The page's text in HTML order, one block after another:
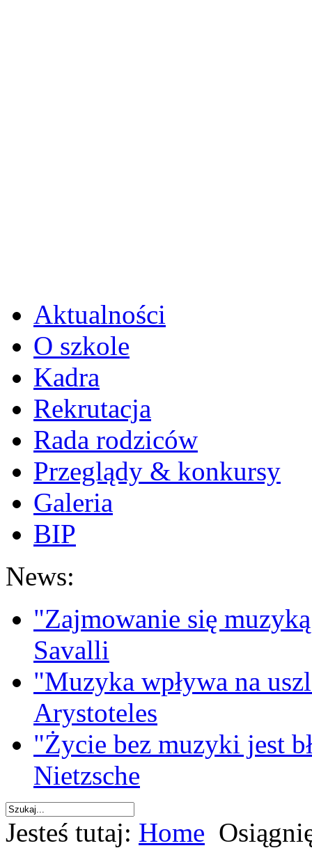
Aktualności
O szkole
Kadra
Rekrutacja
Rada rodziców
Przeglądy & konkursy
Galeria
BIP
News:
"Zajmowanie się
Savalli
"Muzyka wpływa na
Arystoteles
"Życie bez muzyki jest
Nietzsche
Jesteś tutaj: Home